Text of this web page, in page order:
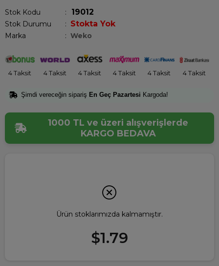
Stok Kodu 19012
Stok Durumu : Stokta Yok
Marka : Weko
4 Taksit 4 Taksit 4 Taksit 4 Taksit 4 Taksit 4 Taksit
Şimdi vereceğin sipariş En Geç Pazartesi Kargoda!
1000 TL ve üzeri alışverişlerde
KARGO BEDAVA
Ürün stoklarımızda kalmamıştır.
$1.79